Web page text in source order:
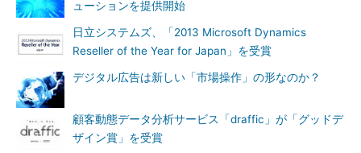
ューションを提供開始
日立システムズ、「2013 Microsoft Dynamics
Reseller of the Year for Japan」を受賞
デジタル広告は新しい「市場操作」の形なのか？
顧客動態データ分析サービス「draffic」が「グッドデ
ザイン賞」を受賞